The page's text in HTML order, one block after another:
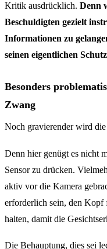
Kritik ausdrücklich. Denn
Beschuldigten gezielt
Informationen zu
seinen eigentlichen
Besonders
Zwang
Noch gravierender wird
Denn hier genügt es nicht
Sensor zu drücken.
aktiv vor die Kamera
erforderlich sein, den Kopf
halten, damit die
Die Behauptung, dies sei